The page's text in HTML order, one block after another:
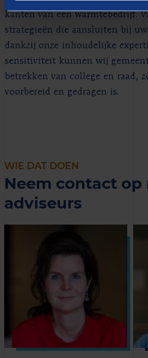
kanten van een warmtebedrijf.
strategieën die aansluiten bij
dankzij onze inhoudelijke
sensitiviteit kunnen wij
betrekken van college en raad,
voorbereid en gedragen is.
WIE DAT DOEN
Neem contact op
adviseurs